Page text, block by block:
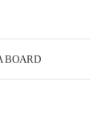
BOARD